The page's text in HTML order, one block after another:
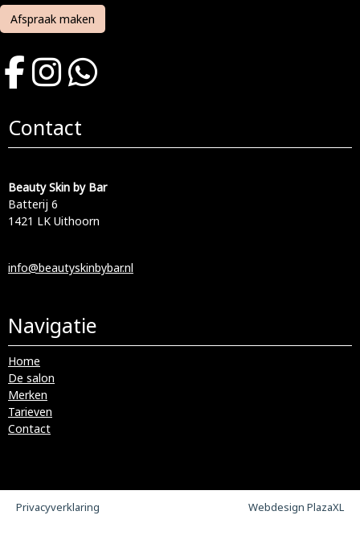
Afspraak maken
Contact
Beauty Skin by Bar
Batterij 6
1421 LK Uithoorn
info@beautyskinbybar.nl
Navigatie
Home
De salon
Merken
Tarieven
Contact
Privacyverklaring Webdesign PlazaXL